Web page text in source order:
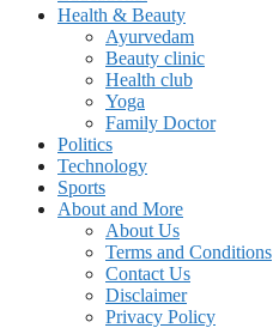
Health & Beauty
Ayurvedam
Beauty clinic
Health club
Yoga
Family Doctor
Politics
Technology
Sports
About and More
About Us
Terms and Conditions
Contact Us
Disclaimer
Privacy Policy